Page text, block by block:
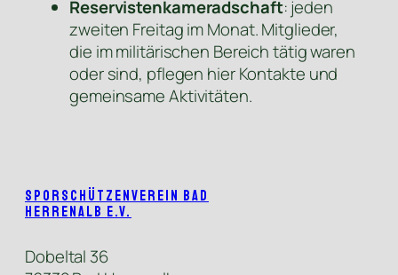
Reservistenkameradschaft: jeden
zweiten Freitag im Monat. Mitglieder,
die im militärischen Bereich tätig waren
oder sind, pflegen hier Kontakte und
gemeinsame Aktivitäten.
Sporschützenverein Bad
Herrenalb e.V.
Dobeltal 36